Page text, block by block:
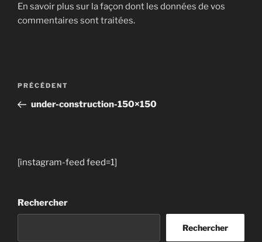
En savoir plus sur la façon dont les données de vos
commentaires sont traitées.
Navigation
l’article
Article
précédent
PRÉCÉDENT
under-construction-150×150
[instagram-feed feed=1]
Rechercher
Rechercher